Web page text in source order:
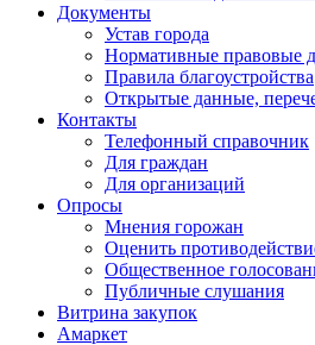
Документы
Устав города
Нормативные правовые
Правила благоустройства
Открытые данные,
Контакты
Телефонный справочник
Для граждан
Для организаций
Опросы
Мнения горожан
Оценить
Общественное
Публичные слушания
Витрина закупок
Амаркет